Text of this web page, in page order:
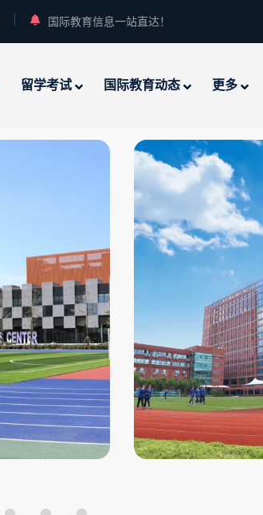
国际教育信息一站直达！
留学考试 国际教育动态 更多